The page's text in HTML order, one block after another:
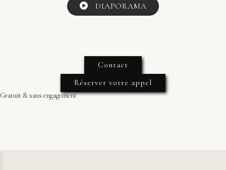
DIAPORAMA
Contact
Réserver votre appel
Gratuit & sans engagement